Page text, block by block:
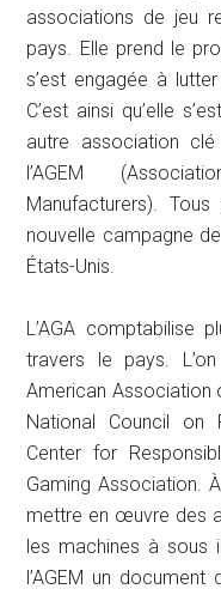
associations de jeu
pays. Elle prend le
s’est engagée à
C’est ainsi qu’elle
autre association
l’AGEM
Manufacturers).
nouvelle campagne
États-Unis.
L’AGA comptabilise
travers le pays.
American Association
National Council on
Center for
Gaming Association.
mettre en œuvre des
les machines à sous
l’AGEM un